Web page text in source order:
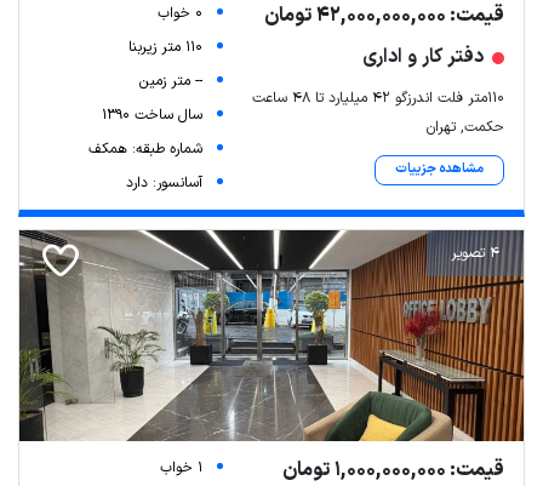
قیمت: 42,000,000,000 تومان
دفتر کار و اداری
110متر فلت اندرزگو 42 میلیارد تا 48 ساعت
حکمت, تهران
مشاهده جزییات
0 خواب
110 متر زیربنا
-- متر زمین
سال ساخت 1390
شماره طبقه: همکف
آسانسور: دارد
4 تصویر
قیمت: 1,000,000,000 تومان
1 خواب